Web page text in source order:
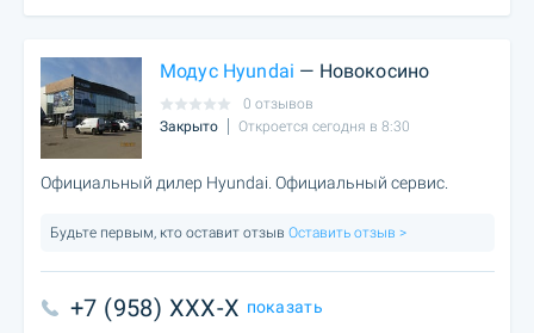
Модус Hyundai — Новокосино
0 отзывов
Закрыто
Откроется сегодня в 8:30
Официальный дилер Hyundai. Официальный сервис.
Будьте первым, кто оставит отзыв Оставить отзыв >
+7 (958) XXX-X показать